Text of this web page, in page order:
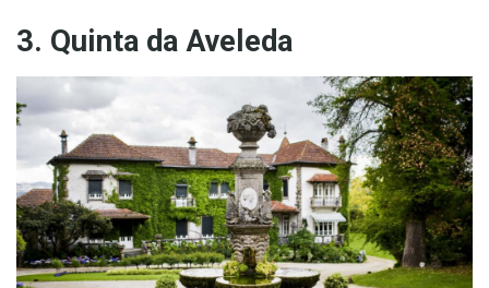
3. Quinta da Aveleda